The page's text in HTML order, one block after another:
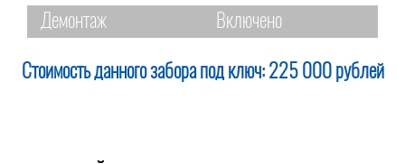
Демонтаж
Включено
Стоимость данного забора под ключ: 225 000 рублей